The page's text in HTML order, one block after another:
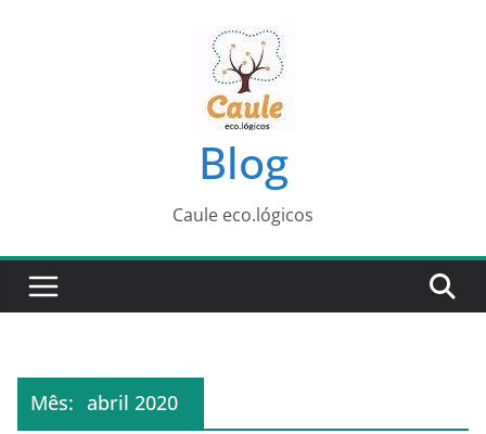
Blog
Caule eco.lógicos
Mês: abril 2020